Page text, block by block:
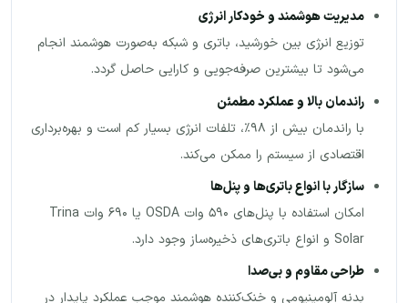
مدیریت هوشمند و خودکار انرژی
توزیع انرژی بین خورشید، باتری و شبکه به‌صورت هوشمند انجام
می‌شود تا بیشترین صرفه‌جویی و کارایی حاصل گردد.
راندمان بالا و عملکرد مطمئن
با راندمان بیش از ۹۸٪، تلفات انرژی بسیار کم است و بهره‌برداری
اقتصادی از سیستم را ممکن می‌کند.
سازگار با انواع باتری‌ها و پنل‌ها
امکان استفاده با پنل‌های ۵۹۰ وات OSDA یا ۶۹۰ وات Trina
Solar و انواع باتری‌های ذخیره‌ساز وجود دارد.
طراحی مقاوم و بی‌صدا
بدنه آلومینیومی و خنک‌کننده هوشمند موجب عملکرد پایدار در